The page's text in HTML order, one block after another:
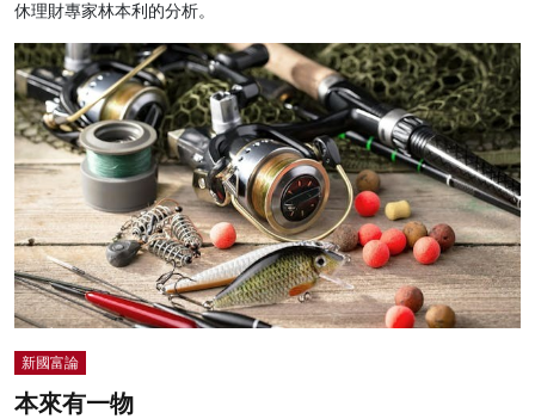
休理財專家林本利的分析。
新國富論
本來有一物